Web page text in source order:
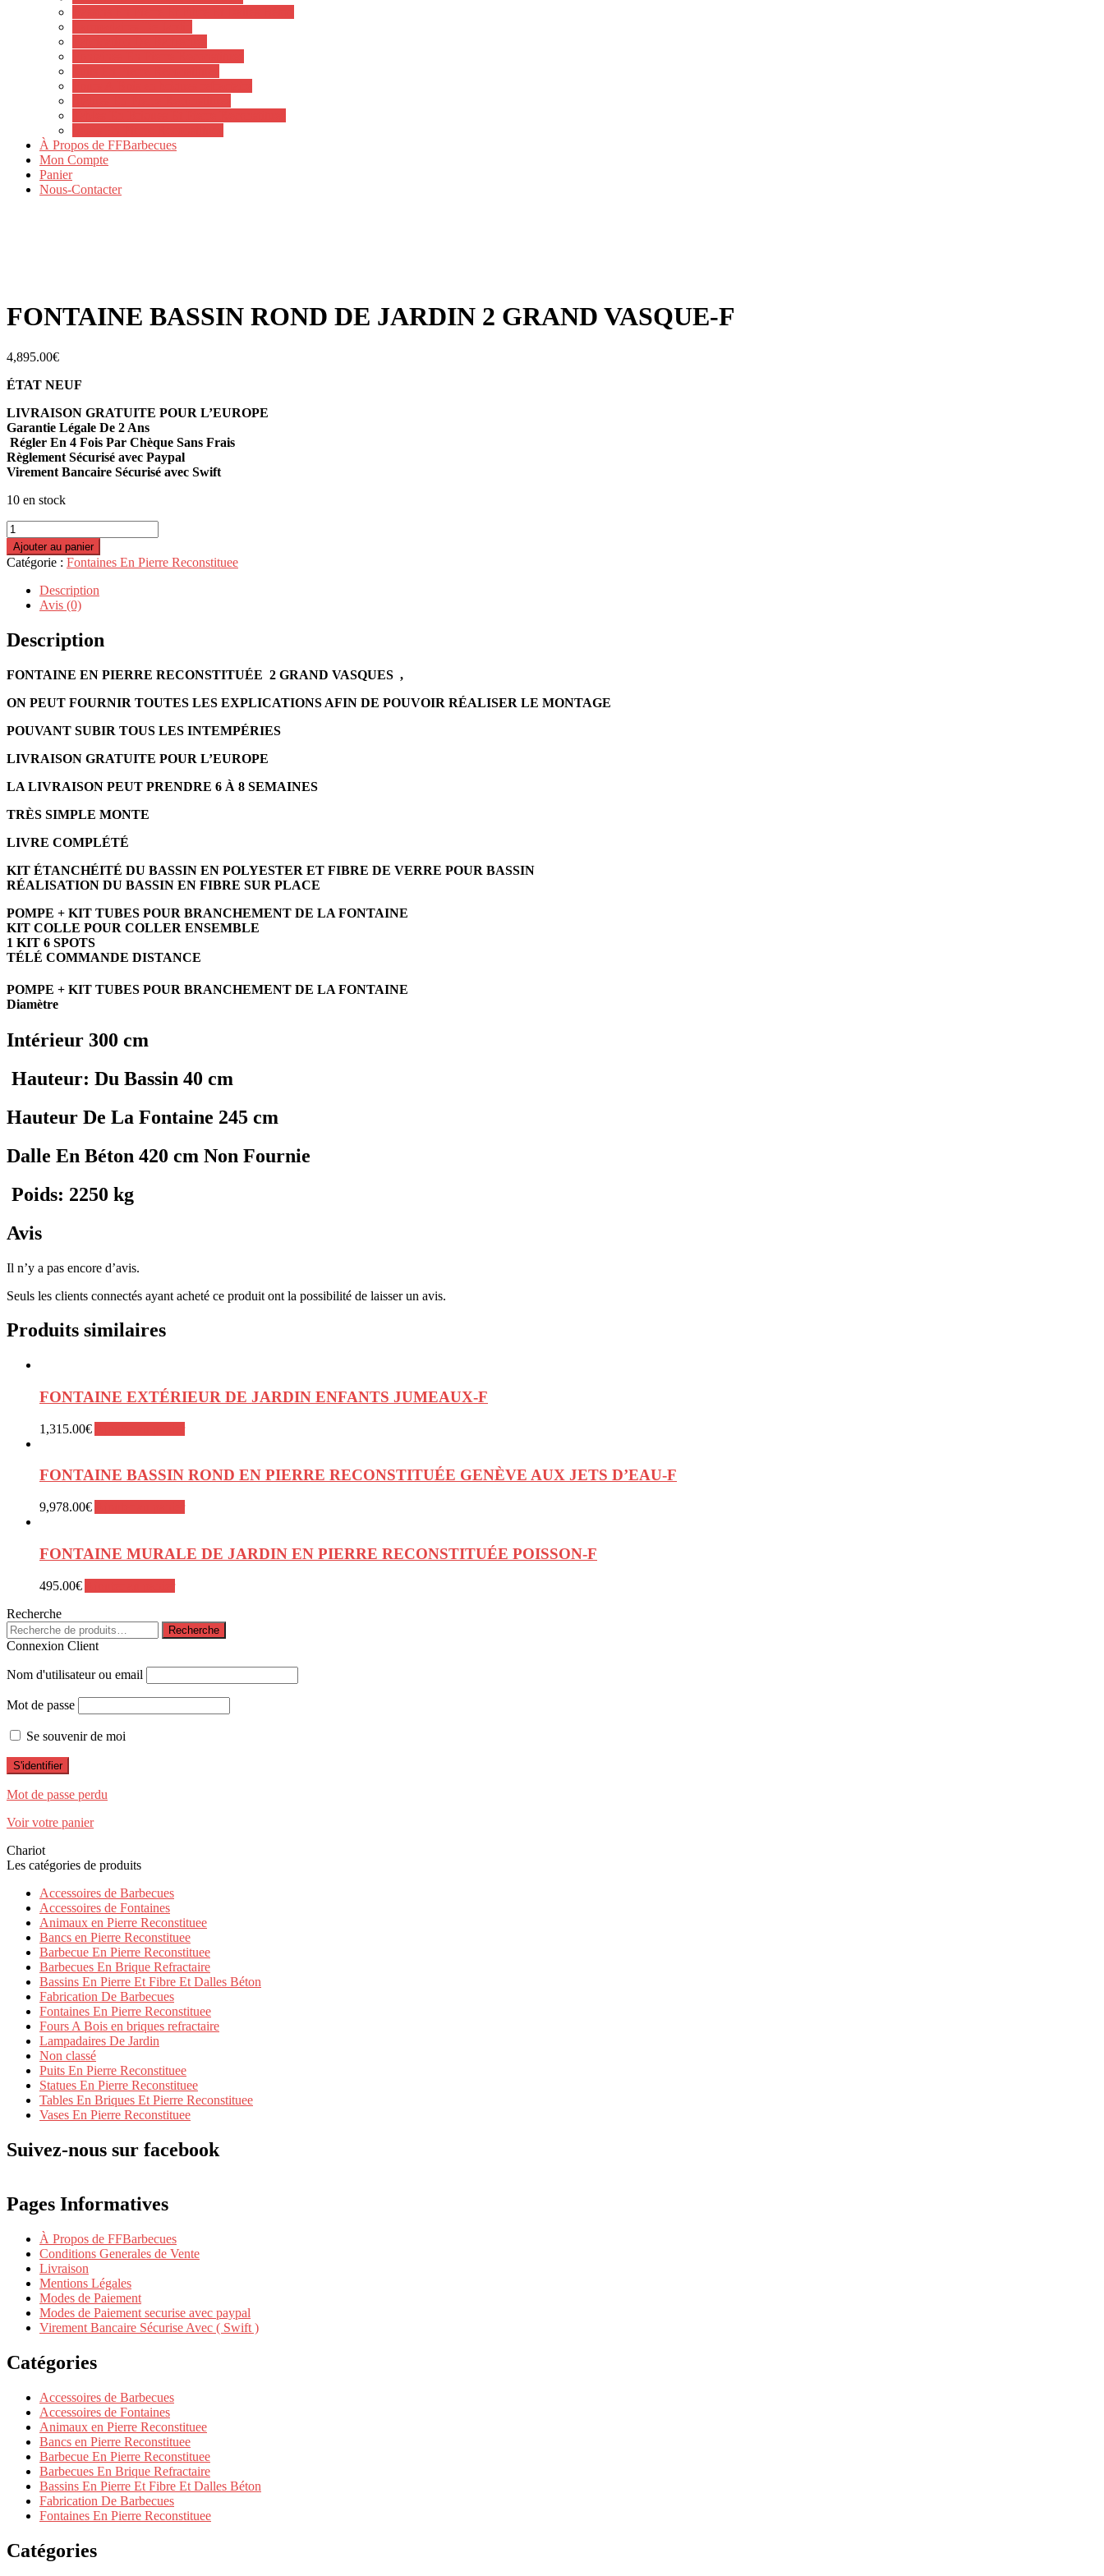
À Propos de FFBarbecues
Mon Compte
Panier
Nous-Contacter
FONTAINE BASSIN ROND DE JARDIN 2 GRAND VASQUE-F
4,895.00€
ÉTAT NEUF
LIVRAISON GRATUITE POUR L’EUROPE
Garantie Légale De 2 Ans
Régler En 4 Fois Par Chèque Sans Frais
Règlement Sécurisé avec Paypal
Virement Bancaire Sécurisé avec Swift
10 en stock
quantité
de
FONTAINE
BASSIN
ROND
JARDIN
2
GRAND
F
Ajouter au panier
Catégorie : Fontaines En Pierre Reconstituee
Description
Avis (0)
Description
FONTAINE EN PIERRE RECONSTITUÉE 2 GRAND VASQUES ,
ON PEUT FOURNIR TOUTES LES EXPLICATIONS AFIN DE POUVOIR RÉALISER LE MONTAGE
POUVANT SUBIR TOUS LES INTEMPÉRIES
LIVRAISON GRATUITE POUR L’EUROPE
LA LIVRAISON PEUT PRENDRE 6 À 8 SEMAINES
TRÈS SIMPLE MONTE
LIVRE COMPLÉTÉ
KIT ÉTANCHÉITÉ DU BASSIN EN POLYESTER ET FIBRE DE VERRE POUR BASSIN
RÉALISATION DU BASSIN EN FIBRE SUR PLACE
POMPE + KIT TUBES POUR BRANCHEMENT DE LA FONTAINE
KIT COLLE POUR COLLER ENSEMBLE
1 KIT 6 SPOTS
TÉLÉ COMMANDE DISTANCE
POMPE + KIT TUBES POUR BRANCHEMENT DE LA FONTAINE
Diamètre
Intérieur 300 cm
Hauteur: Du Bassin 40 cm
Hauteur De La Fontaine 245 cm
Dalle En Béton 420 cm Non Fournie
Poids: 2250 kg
Avis
Il n’y a pas encore d’avis.
Seuls les clients connectés ayant acheté ce produit ont la possibilité de laisser un avis.
Produits similaires
FONTAINE EXTÉRIEUR DE JARDIN ENFANTS JUMEAUX-F
1,315.00€
FONTAINE BASSIN ROND EN PIERRE RECONSTITUÉE GENÈVE AUX JETS D’EAU-F
9,978.00€
FONTAINE MURALE DE JARDIN EN PIERRE RECONSTITUÉE POISSON-F
495.00€
Recherche
Recherche
pour :
Recherche
Connexion Client
Nom d'utilisateur ou email
Mot de passe
Se souvenir de moi
Mot de passe perdu
Voir votre panier
Chariot
Les catégories de produits
Accessoires de Barbecues
Accessoires de Fontaines
Animaux en Pierre Reconstituee
Bancs en Pierre Reconstituee
Barbecue En Pierre Reconstituee
Barbecues En Brique Refractaire
Bassins En Pierre Et Fibre Et Dalles Béton
Fabrication De Barbecues
Fontaines En Pierre Reconstituee
Fours A Bois en briques refractaire
Lampadaires De Jardin
Non classé
Puits En Pierre Reconstituee
Statues En Pierre Reconstituee
Tables En Briques Et Pierre Reconstituee
Vases En Pierre Reconstituee
Suivez-nous sur facebook
Pages Informatives
À Propos de FFBarbecues
Conditions Generales de Vente
Livraison
Mentions Légales
Modes de Paiement
Modes de Paiement securise avec paypal
Virement Bancaire Sécurise Avec ( Swift )
Catégories
Accessoires de Barbecues
Accessoires de Fontaines
Animaux en Pierre Reconstituee
Bancs en Pierre Reconstituee
Barbecue En Pierre Reconstituee
Barbecues En Brique Refractaire
Bassins En Pierre Et Fibre Et Dalles Béton
Fabrication De Barbecues
Fontaines En Pierre Reconstituee
Catégories